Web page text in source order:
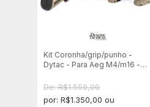
Kit Coronha/grip/punho -
Dytac - Para Aeg M4/m16 -
De: R$1.550,00
por: R$1.350,00 ou